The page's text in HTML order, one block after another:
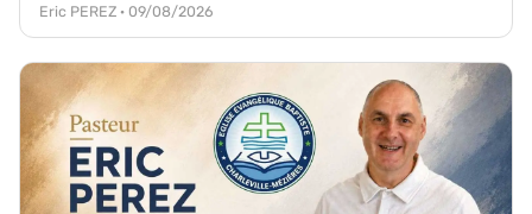
Eric PEREZ · 09/08/2026